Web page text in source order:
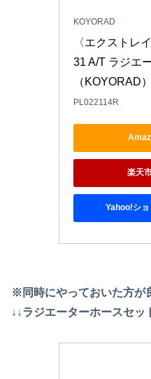
KOYORAD
〈エクストレ
31 A/T ラジエ
（KOYORAD）
PL022114R
楽天
Yahoo!シ
※同時にやっておいた方が
↓↓ラジエーターホースセッ